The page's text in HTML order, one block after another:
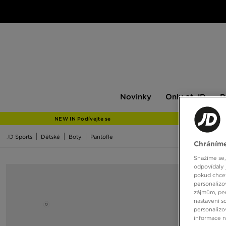
Novinky
JD
Only at JD
NEW IN Podívejte se
JD Sports Dětské Boty Pantofle
Snažíme
odpovídaly
pokud
zájmům,
nastavení
informace